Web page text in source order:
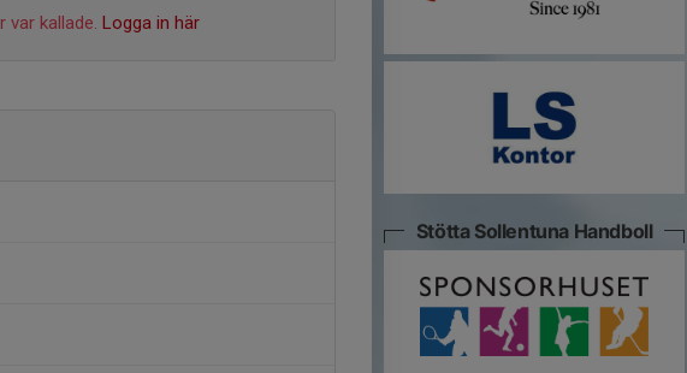
var kallade. Logga in här
Stötta Sollentuna Handboll